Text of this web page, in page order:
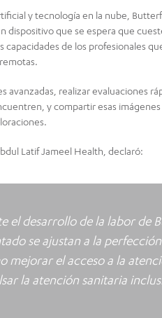
y tecnología en la nube,
dispositivo que se espera que
de los profesionales
avanzadas, realizar evaluaciones
y compartir esas
Latif Jameel Health, declaró:
el desarrollo de la labor de
se ajustan a la
mejorar el acceso a la
la atención sanitaria